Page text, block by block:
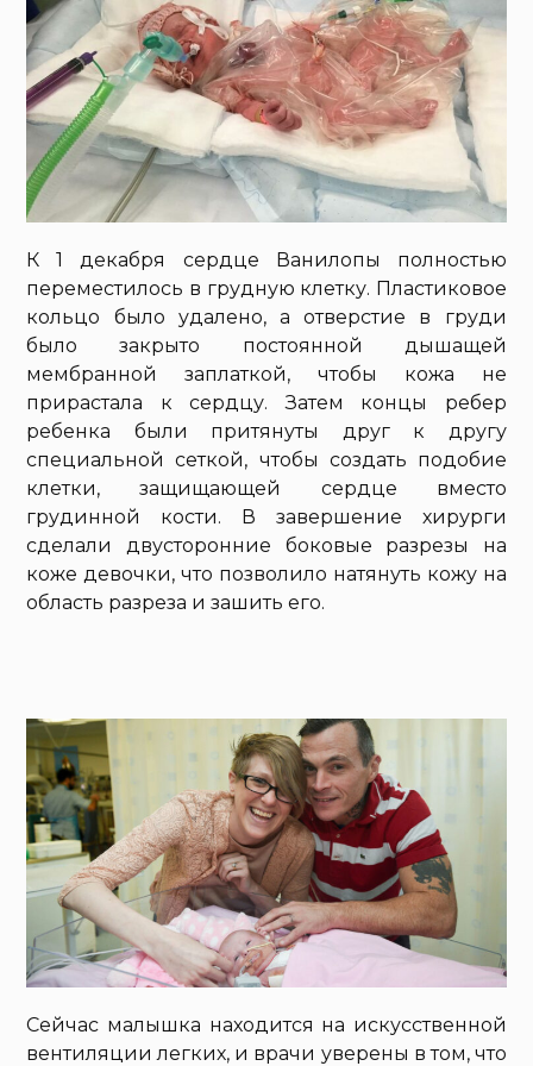
К 1 декабря сердце Ванилопы полностью
переместилось в грудную клетку. Пластиковое
кольцо было удалено, а отверстие в груди
было закрыто постоянной дышащей
мембранной заплаткой, чтобы кожа не
прирастала к сердцу. Затем концы ребер
ребенка были притянуты друг к другу
специальной сеткой, чтобы создать подобие
клетки, защищающей сердце вместо
грудинной кости. В завершение хирурги
сделали двусторонние боковые разрезы на
коже девочки, что позволило натянуть кожу на
область разреза и зашить его.
Сейчас малышка находится на искусственной
вентиляции легких, и врачи уверены в том, что